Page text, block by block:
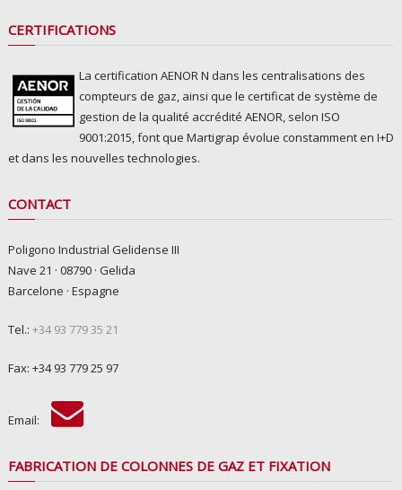
CERTIFICATIONS
La certification AENOR N dans les centralisations des
compteurs de gaz, ainsi que le certificat de système de
gestion de la qualité accrédité AENOR, selon ISO
9001:2015, font que Martigrap évolue constamment en I+D
et dans les nouvelles technologies.
CONTACT
Poligono Industrial Gelidense III
Nave 21 · 08790 · Gelida
Barcelone · Espagne
Tel.: +34 93 779 35 21
Fax: +34 93 779 25 97
Email:
FABRICATION DE COLONNES DE GAZ ET FIXATION